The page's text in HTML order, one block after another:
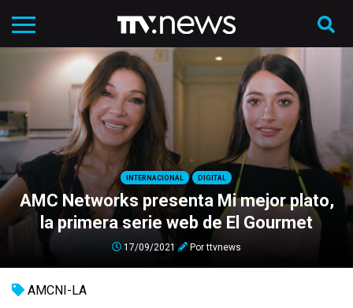
INTERNACIONAL DIGITAL
AMC Networks presenta Mi mejor plato,
la primera serie web de El Gourmet
17/09/2021 Porttvnews
AMCNI-LA